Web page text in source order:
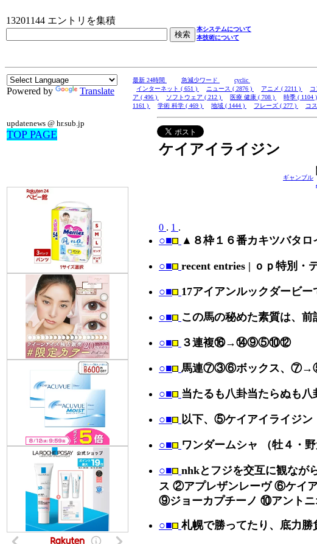
13201144 エントリを集積
本システムについて
本技術について
Powered by Translate
updatenews @ hr.sub.jp
TOP PAGE
最新 24時間 急減少ワード
cyclic
インターネット ( 651 )
ニュース ( 2876 ) アニメ ( 2211 )
ア ( 496 )
ソフトウェア ( 212 ) 医療 健康 ( 708 ) 時季 ( 1104 )
1161 )
学術 科学 ( 469 ) 地域 ( 1444 ) フレーズ ( 277 ) コ
ケイアイライジン
ギャンブル
0 . 1 .
○■ ▲８枠１６番カキツバタ
○■ recent entries | ｏｐ特別・
○■ 17アイアンルックダービ
○■ この馬の秘めた素質は、
○■ ３連複⑯→⑭⑨⑤⑩⑫
○■ 馬連⑦③⑥ボックス、
○■ 当たるも八卦当たらぬも八
○■ 以下、⑤ケイアイライジン
○■ ワンダームシャ （牡４・
○■ nhkとフジを交互に観なが
ス ②アプレザンレーヴ ⑥ケイ
⑨ジョーカプチーノ ⑩アントニ
○■ 札幌で勝ってたり、底力勝